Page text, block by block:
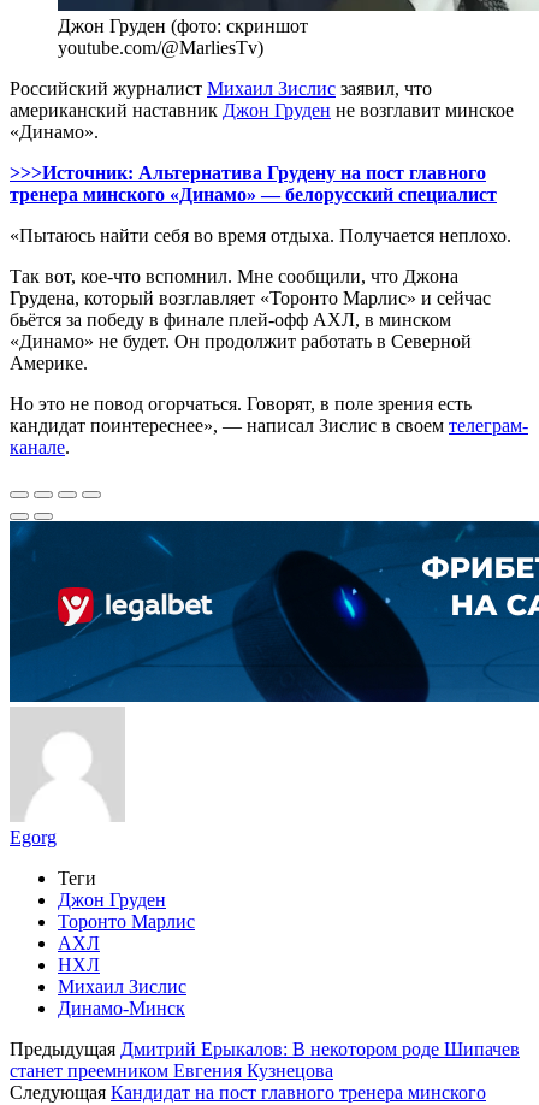
Джон Груден (фото: скриншот
youtube.com/@MarliesTv)
Российский журналист Михаил Зислис заявил, что
американский наставник Джон Груден не возглавит минское
«Динамо».
>>>Источник: Альтернатива Грудену на пост главного
тренера минского «Динамо» — белорусский специалист
«Пытаюсь найти себя во время отдыха. Получается неплохо.
Так вот, кое-что вспомнил. Мне сообщили, что Джона
Грудена, который возглавляет «Торонто Марлис» и сейчас
бьётся за победу в финале плей-офф АХЛ, в минском
«Динамо» не будет. Он продолжит работать в Северной
Америке.
Но это не повод огорчаться. Говорят, в поле зрения есть
кандидат поинтереснее», — написал Зислис в своем телеграм-
канале.
Egorg
Теги
Джон Груден
Торонто Марлис
АХЛ
НХЛ
Михаил Зислис
Динамо-Минск
Предыдущая Дмитрий Ерыкалов: В некотором роде Шипачев
станет преемником Евгения Кузнецова
Следующая Кандидат на пост главного тренера минского